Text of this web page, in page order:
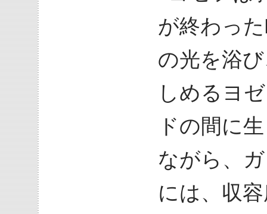
が終わっ
の光を浴
しめるヨ
ドの間に
ながら、
には、収